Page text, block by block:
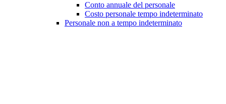
Conto annuale del personale
Costo personale tempo indeterminato
Personale non a tempo indeterminato